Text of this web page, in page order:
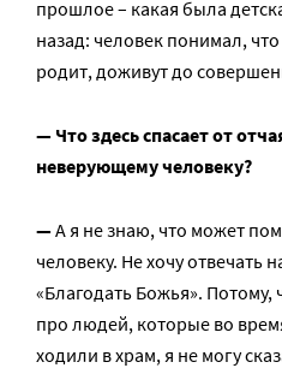
прошлое – какая была
назад: человек понимал,
родит, доживут до
— Что здесь спасает от
неверующему человеку?
—А я не знаю, что может
человеку. Не хочу отвечать
«Благодать Божья». Потому,
про людей, которые во
ходили в храм, я не могу